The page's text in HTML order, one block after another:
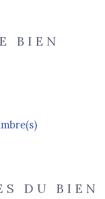
BIEN
DU BIEN